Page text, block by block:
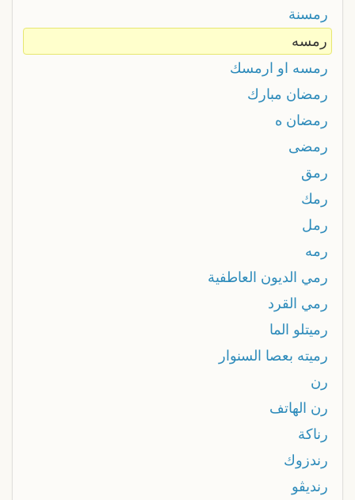
رمسنة
رمسه
رمسه او ارمسك
رمضان مبارك
رمضان ه
رمضى
رمق
رمك
رمل
رمه
رمي الديون العاطفية
رمي القرد
رميتلو الما
رميته بعصا السنوار
رن
رن الهاتف
رناكة
رندزوك
رنديڤو